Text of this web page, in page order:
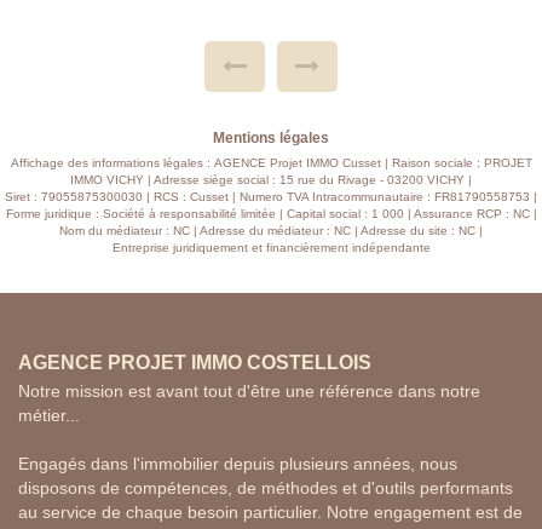
LAC D'ALLIER. CHAUFFAGE GAZ DE VILLE , DOUBLE
Mentions légales
Affichage des informations légales : AGENCE Projet IMMO Cusset | Raison sociale : PROJET
IMMO VICHY | Adresse siège social : 15 rue du Rivage - 03200 VICHY |
Siret : 79055875300030 | RCS : Cusset | Numero TVA Intracommunautaire : FR81790558753 |
Forme juridique : Société à responsabilité limitée | Capital social : 1 000 | Assurance RCP : NC |
Nom du médiateur : NC | Adresse du médiateur : NC | Adresse du site : NC |
Entreprise juridiquement et financièrement indépendante
AGENCE PROJET IMMO COSTELLOIS
Notre mission est avant tout d'être une référence dans notre
métier...
Engagés dans l'immobilier depuis plusieurs années, nous
disposons de compétences, de méthodes et d'outils performants
au service de chaque besoin particulier. Notre engagement est de